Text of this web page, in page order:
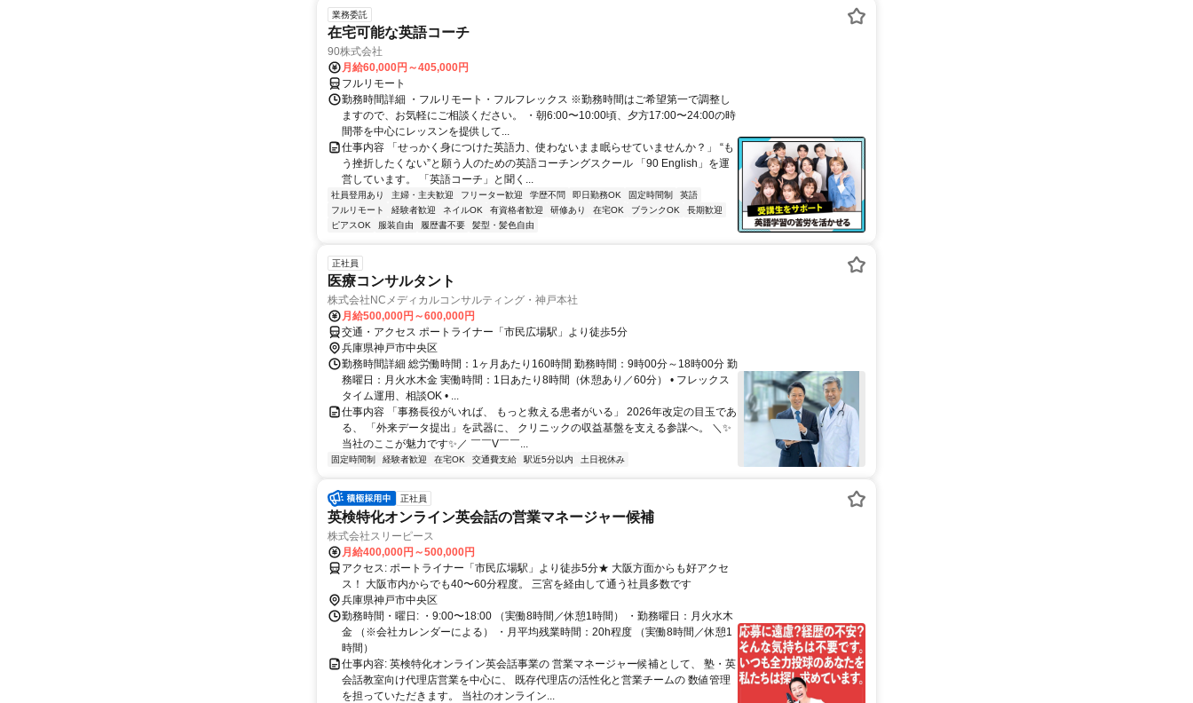
業務委託
在宅可能な英語コーチ
90株式会社
月給60,000円～405,000円
フルリモート
勤務時間詳細 ・フルリモート・フルフレックス ※勤務時間はご希望第一で調整し
ますので、お気軽にご相談ください。 ・朝6:00〜10:00頃、夕方17:00〜24:00の時
間帯を中心にレッスンを提供して...
仕事内容 「せっかく身につけた英語力、使わないまま眠らせていませんか？」 “も
う挫折したくない”と願う人のための英語コーチングスクール 「90 English」を運
営しています。 「英語コーチ」と聞く...
社員登用あり 主婦・主夫歓迎 フリーター歓迎 学歴不問 即日勤務OK 固定時間制
英語
フルリモート
経験者歓迎 ネイルOK 有資格者歓迎 研修あり 在宅OK ブランクOK
長期歓迎
ピアスOK
服装自由 履歴書不要 髪型・髪色自由
正社員
医療コンサルタント
株式会社NCメディカルコンサルティング・神戸本社
月給500,000円～600,000円
交通・アクセス ポートライナー「市民広場駅」より徒歩5分
兵庫県神戸市中央区
勤務時間詳細 総労働時間：1ヶ月あたり160時間 勤務時間：9時00分～18時00分 勤
務曜日：月火水木金 実働時間：1日あたり8時間（休憩あり／60分） • フレックス
タイム運用、相談OK • ...
仕事内容 「事務長役がいれば、 もっと救える患者がいる」 2026年改定の目玉であ
る、 「外来データ提出」を武器に、 クリニックの収益基盤を支える参謀へ。 ＼✨
当社のここが魅力です✨／ ￣￣V￣￣...
固定時間制 経験者歓迎 在宅OK 交通費支給 駅近5分以内 土日祝休み
正社員
英検特化オンライン英会話の営業マネージャー候補
株式会社スリーピース
月給400,000円～500,000円
アクセス: ポートライナー「市民広場駅」より徒歩5分★ 大阪方面からも好アクセ
ス！ 大阪市内からでも40〜60分程度。 三宮を経由して通う社員多数です
兵庫県神戸市中央区
勤務時間・曜日: ・9:00〜18:00 （実働8時間／休憩1時間） ・勤務曜日：月火水木
金 （※会社カレンダーによる） ・月平均残業時間：20h程度 （実働8時間／休憩1
時間）
仕事内容: 英検特化オンライン英会話事業の 営業マネージャー候補として、 塾・英
会話教室向け代理店営業を中心に、 既存代理店の活性化と営業チームの 数値管理
を担っていただきます。 当社のオンライン...